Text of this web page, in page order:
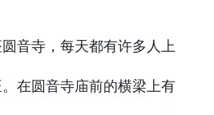
寺，每天都有许多人上
在圆音寺庙前的横梁上有